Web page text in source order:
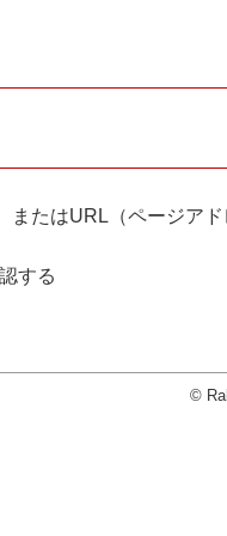
たはURL（ページア
する
©